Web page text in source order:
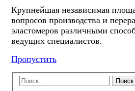
Крупнейшая независимая
вопросов производства и
эластомеров различными
ведущих специалистов.
Пропустить
Поиск